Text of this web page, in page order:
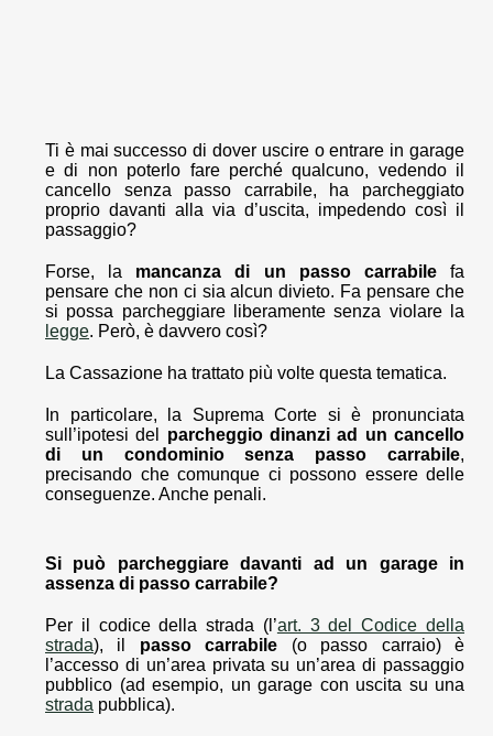
Ti è mai successo di dover uscire o entrare in garage
e di non poterlo fare perché qualcuno, vedendo il
cancello senza passo carrabile, ha parcheggiato
proprio davanti alla via d’uscita, impedendo così il
passaggio?
Forse, la mancanza di un passo carrabilefa
pensare che non ci sia alcun divieto. Fa pensare che
si possa parcheggiare liberamente senza violare la
legge. Però, è davvero così?
La Cassazione ha trattato più volte questa tematica.
In particolare, la Suprema Corte si è pronunciata
sull’ipotesi del parcheggio dinanzi ad un cancello
di un condominio senza passo carrabile,
precisando che comunque ci possono essere delle
conseguenze. Anche penali.
Si può parcheggiare davanti ad un garage in
assenza di passo carrabile?
Per il codice della strada (l’art. 3 del Codice della
strada), il passo carrabile (o passo carraio) è
l’accesso di un’area privata su un’area di passaggio
pubblico (ad esempio, un garage con uscita su una
strada pubblica).